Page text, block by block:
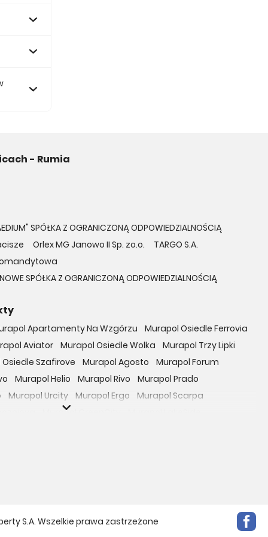
- Rumia
SPÓŁKA Z OGRANICZONĄ ODPOWIEDZIALNOŚCIĄ
Orlex MG Janowo II Sp. zo.o.
TARGO S.A.
SPÓŁKA Z OGRANICZONĄ ODPOWIEDZIALNOŚCIĄ
Apartamenty Na Wzgórzu
Murapol Osiedle Ferrovia
Aviator Murapol Osiedle Wolka
Murapol Trzy Lipki
Szafirove Murapol Agosto
Murapol Forum
Murapol Helio Murapol Rivo
Murapol Prado
Murapol Urcity Murapol Ergo
Murapol Scarpa
Murapol GreenCity
Sportowy
S.A. Wszelkie prawa zastrzeżone